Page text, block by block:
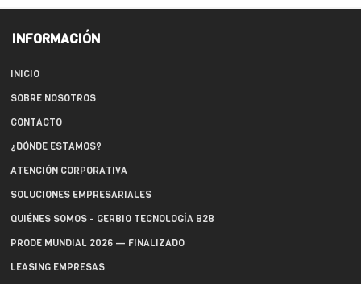
INFORMACIÓN
INICIO
SOBRE NOSOTROS
CONTACTO
¿DÓNDE ESTAMOS?
ATENCIÓN CORPORATIVA
SOLUCIONES EMPRESARIALES
QUIÉNES SOMOS - GERBIO TECNOLOGÍA B2B
PRODE MUNDIAL 2026 — FINALIZADO
LEASING EMPRESAS